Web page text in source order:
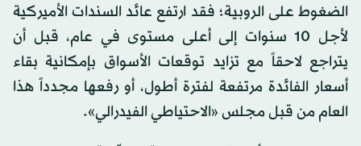
الضغوط على الروبية؛ فقد ارتفع عائد السندات الأميركية
لأجل 10 سنوات إلى أعلى مستوى في عام، قبل أن
يتراجع لاحقاً مع تزايد توقعات الأسواق بإمكانية بقاء
أسعار الفائدة مرتفعة لفترة أطول، أو رفعها مجدداً هذا
العام من قبل مجلس «الاحتياطي الفيدرالي».